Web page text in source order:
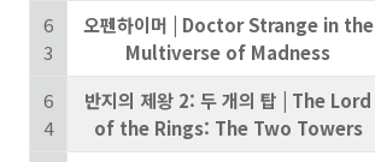
6
3
오펜하이머 | Doctor Strange in the
Multiverse of Madness
6
4
반지의 제왕 2: 두 개의 탑 | The Lord
of the Rings: The Two Towers